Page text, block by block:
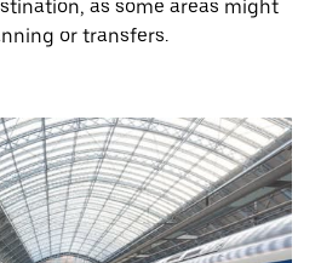
as some areas might
or transfers.